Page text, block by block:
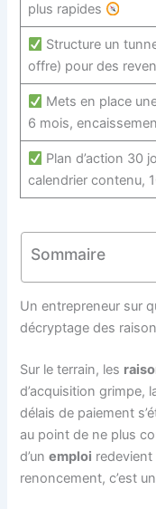
plus rapides
Structure un
offre) pour des
Mets en place
6 mois,
Plan d’action 30
calendrier contenu,
Sommaire
Un entrepreneur sur
décryptage des
Sur le terrain, les
d’acquisition grimpe,
délais de paiement
au point de ne plus
d’unemploi redevient
renoncement, c’est